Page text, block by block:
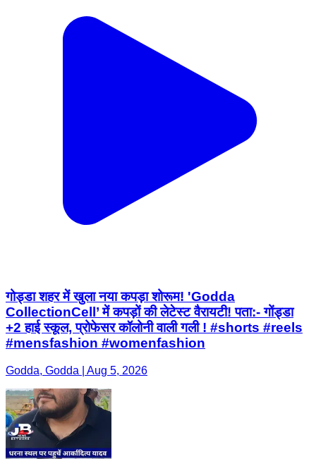
गोड्डा शहर में खुला नया कपड़ा शोरूम! 'Godda
CollectionCell’ में कपड़ों की लेटेस्ट वैरायटी! पता:- गोंड्डा
+2 हाई स्कूल, प्रोफेसर कॉलोनी वाली गली ! #shorts #reels
#mensfashion #womenfashion
Godda, Godda | Aug 5, 2026